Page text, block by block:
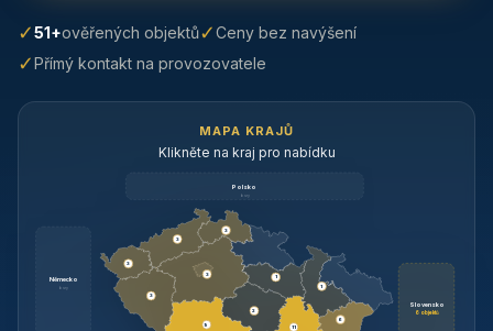
✓51+ověřených objektů✓Ceny bez navýšení
✓Přímý kontakt na provozovatele
MAPA KRAJŮ
Klikněte na kraj pro nabídku
Polsko
brzy
Německo
brzy
Slovensko
6 objektů
3
9
3
3
3
3
1
2
11
1
6